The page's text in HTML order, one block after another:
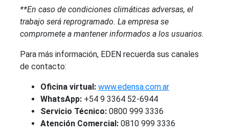
**En caso de condiciones climáticas adversas, el
trabajo será reprogramado. La empresa se
compromete a mantener informados a los usuarios.
Para más información, EDEN recuerda sus canales
de contacto:
Oficina virtual: www.edensa.com.ar
WhatsApp: +54 9 3364 52-6944
Servicio Técnico: 0800 999 3336
Atención Comercial: 0810 999 3336